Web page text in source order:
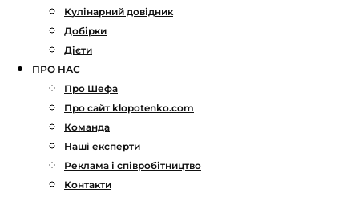
Кулінарний довідник
Добірки
Дієти
ПРО НАС
Про Шефа
Про сайт klopotenko.com
Команда
Наші експерти
Реклама і співробітництво
Контакти